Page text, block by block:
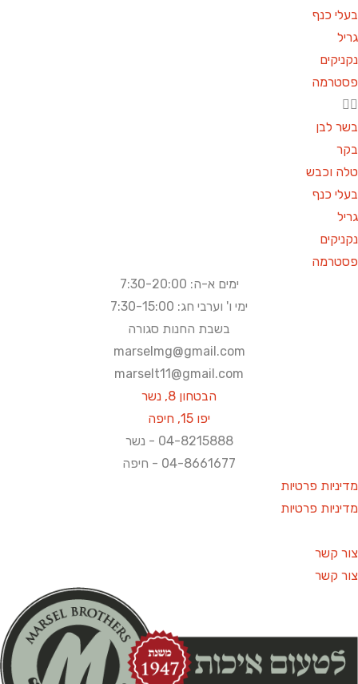
כנף
לבן
וכבש
כנף
ימים א-ה: 7:30-20:00
ימי ו' וערבי חג: 7:30-15:00
בשבת החנות סגורה
marselmg@gmail.com
marselt11@gmail.com
הבטחון 8, נשר
יפו 15, חיפה
04-8215888 - נשר​
04-8661677 - חיפה
פרטיות
פרטיות
קשר
קשר